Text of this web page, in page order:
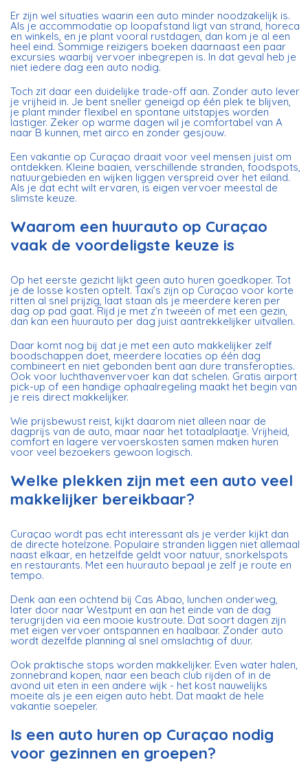
Er zijn wel situaties waarin een auto minder noodzakelijk is.
Als je accommodatie op loopafstand ligt van strand, horeca
en winkels, en je plant vooral rustdagen, dan kom je al een
heel eind. Sommige reizigers boeken daarnaast een paar
excursies waarbij vervoer inbegrepen is. In dat geval heb je
niet iedere dag een auto nodig.
Toch zit daar een duidelijke trade-off aan. Zonder auto lever
je vrijheid in. Je bent sneller geneigd op één plek te blijven,
je plant minder flexibel en spontane uitstapjes worden
lastiger. Zeker op warme dagen wil je comfortabel van A
naar B kunnen, met airco en zonder gesjouw.
Een vakantie op Curaçao draait voor veel mensen juist om
ontdekken. Kleine baaien, verschillende stranden, foodspots,
natuurgebieden en wijken liggen verspreid over het eiland.
Als je dat echt wilt ervaren, is eigen vervoer meestal de
slimste keuze.
Waarom een huurauto op Curaçao
vaak de voordeligste keuze is
Op het eerste gezicht lijkt geen auto huren goedkoper. Tot
je de losse kosten optelt. Taxi’s zijn op Curaçao voor korte
ritten al snel prijzig, laat staan als je meerdere keren per
dag op pad gaat. Rijd je met z’n tweeën of met een gezin,
dan kan een huurauto per dag juist aantrekkelijker uitvallen.
Daar komt nog bij dat je met een auto makkelijker zelf
boodschappen doet, meerdere locaties op één dag
combineert en niet gebonden bent aan dure transferopties.
Ook voor luchthavenvervoer kan dat schelen. Gratis airport
pick-up of een handige ophaalregeling maakt het begin van
je reis direct makkelijker.
Wie prijsbewust reist, kijkt daarom niet alleen naar de
dagprijs van de auto, maar naar het totaalplaatje. Vrijheid,
comfort en lagere vervoerskosten samen maken huren
voor veel bezoekers gewoon logisch.
Welke plekken zijn met een auto veel
makkelijker bereikbaar?
Curaçao wordt pas echt interessant als je verder kijkt dan
de directe hotelzone. Populaire stranden liggen niet allemaal
naast elkaar, en hetzelfde geldt voor natuur, snorkelspots
en restaurants. Met een huurauto bepaal je zelf je route en
tempo.
Denk aan een ochtend bij Cas Abao, lunchen onderweg,
later door naar Westpunt en aan het einde van de dag
terugrijden via een mooie kustroute. Dat soort dagen zijn
met eigen vervoer ontspannen en haalbaar. Zonder auto
wordt dezelfde planning al snel omslachtig of duur.
Ook praktische stops worden makkelijker. Even water halen,
zonnebrand kopen, naar een beach club rijden of in de
avond uit eten in een andere wijk - het kost nauwelijks
moeite als je een eigen auto hebt. Dat maakt de hele
vakantie soepeler.
Is een auto huren op Curaçao nodig
voor gezinnen en groepen?